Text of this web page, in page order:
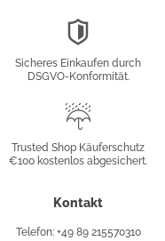
Sicheres Einkaufen durch
DSGVO-Konformität.
Käuferschutz
Trusted Shop Käuferschutz
€100 kostenlos abgesichert.
Kontakt
Telefon: +49 89 215570310